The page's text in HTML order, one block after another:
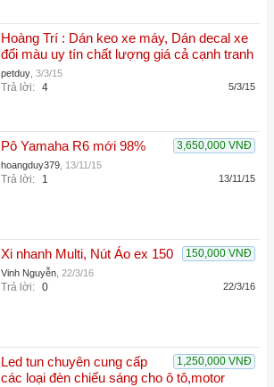
Hoàng Trí : Dán keo xe máy, Dán decal xe
đổi màu uy tín chất lượng giá cả cạnh tranh
petduy 3/3/15
Trả lời: 4 5/3/15
3,650,000 VNĐ
Pô Yamaha R6 mới 98%
hoangduy379 13/11/15
Trả lời: 1 13/11/15
150,000 VNĐ
Xi nhanh Multi, Nút Áo ex 150
Vinh Nguyễn 22/3/16
Trả lời: 0 22/3/16
1,250,000 VNĐ
Led tun chuyên cung cấp
các loại đèn chiếu sáng cho ô tô,motor